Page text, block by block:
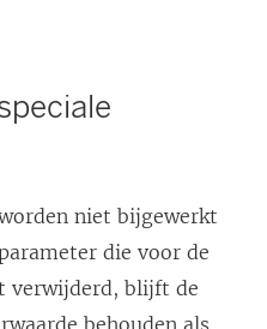
niet bijgewerkt
die voor de
verwijderd, blijft de